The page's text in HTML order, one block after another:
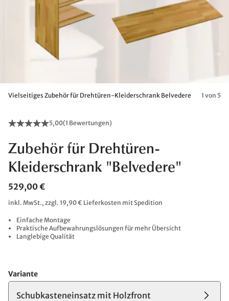
Vielseitiges Zubehör für Drehtüren-Kleiderschrank Belvedere 1 von 5
5,00(1 Bewertungen)
Zubehör für Drehtüren-
Kleiderschrank "Belvedere"
529,00 €
inkl. MwSt., zzgl. 19,90 € Lieferkosten mit Spedition
Einfache Montage
Praktische Aufbewahrungslösungen für mehr Übersicht
Langlebige Qualität
Variante
Schubkasteneinsatz mit Holzfront